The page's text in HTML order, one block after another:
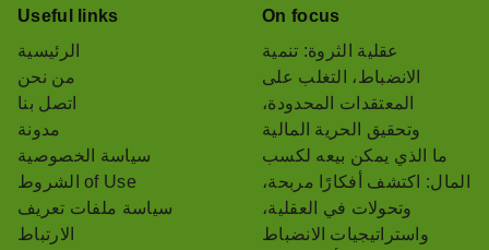
Useful links
الرئيسية
من نحن
اتصل بنا
مدونة
سياسة الخصوصية
الشروط of Use
سياسة ملفات تعريف
الارتباط
On focus
عقلية الثروة: تنمية
الانضباط، التغلب على
المعتقدات المحدودة،
وتحقيق الحرية المالية
ما الذي يمكن بيعه لكسب
المال: اكتشف أفكارًا مربحة،
وتحولات في العقلية،
واستراتيجيات الانضباط